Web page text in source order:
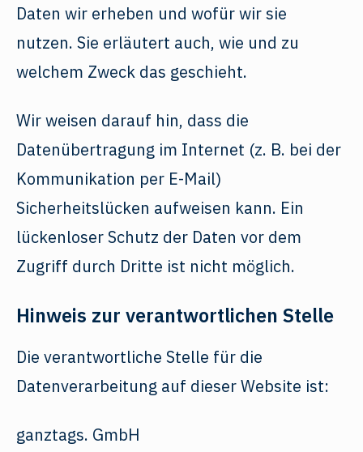
Daten wir erheben und wofür wir sie
nutzen. Sie erläutert auch, wie und zu
welchem Zweck das geschieht.
Wir weisen darauf hin, dass die
Datenübertragung im Internet (z. B. bei der
Kommunikation per E-Mail)
Sicherheitslücken aufweisen kann. Ein
lückenloser Schutz der Daten vor dem
Zugriff durch Dritte ist nicht möglich.
Hinweis zur verantwortlichen Stelle
Die verantwortliche Stelle für die
Datenverarbeitung auf dieser Website ist:
ganztags. GmbH